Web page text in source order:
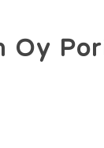
Oy